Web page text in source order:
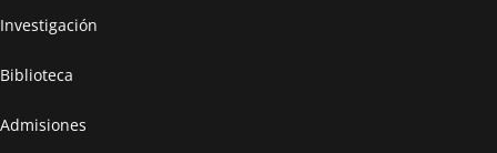
Investigación
Biblioteca
Admisiones